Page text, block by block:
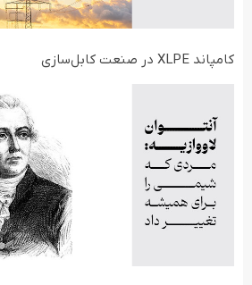
کامپاند XLPE در صنعت کابل‌سازی